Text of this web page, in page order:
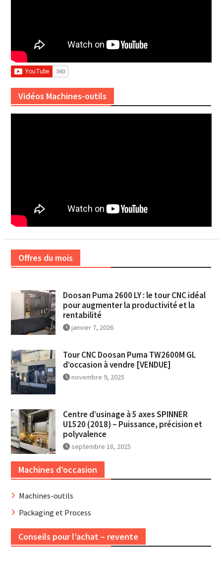
Vidéos Machines-outils
Offres du mois
Doosan Puma 2600 LY : le tour CNC idéal
pour augmenter la productivité et la
rentabilité
janvier 7, 2026
Tour CNC Doosan Puma TW2600M GL
d’occasion à vendre [VENDUE]
novembre 9, 2025
Centre d’usinage à 5 axes SPINNER
U1520 (2018) – Puissance, précision et
polyvalence
septembre 18, 2025
Machines d’occasion
Machines-outils
Packaging et Process
Conseils pour l’achat – revente